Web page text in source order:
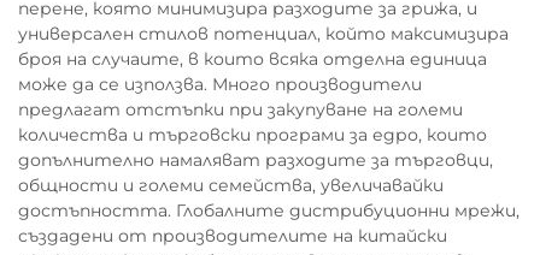
перене, която минимизира разходите за грижа, и
универсален стилов потенциал, който максимизира
броя на случаите, в които всяка отделна единица
може да се използва. Много производители
предлагат отстъпки при закупуване на големи
количества и търговски програми за едро, които
допълнително намаляват разходите за търговци,
общности и големи семейства, увеличавайки
достъпността. Глобалните дистрибуционни мрежи,
създадени от производителите на китайски